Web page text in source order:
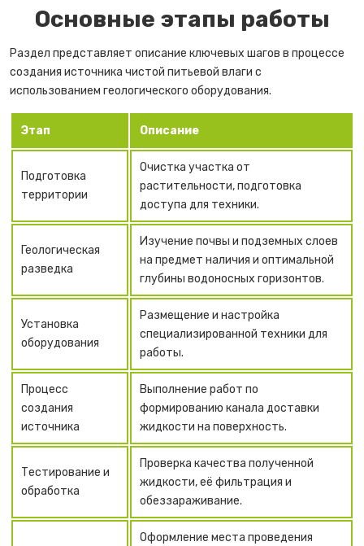
Основные этапы работы
Раздел представляет описание ключевых шагов в процессе
создания источника чистой питьевой влаги с
использованием геологического оборудования.
Этап Описание
Подготовка
территории
Очистка участка от
растительности, подготовка
доступа для техники.
Геологическая
разведка
Изучение почвы и подземных слоев
на предмет наличия и оптимальной
глубины водоносных горизонтов.
Установка
оборудования
Размещение и настройка
специализированной техники для
работы.
Процесс
создания
источника
Выполнение работ по
формированию канала доставки
жидкости на поверхность.
Тестирование и
обработка
Проверка качества полученной
жидкости, её фильтрация и
обеззараживание.
Оформление места проведения